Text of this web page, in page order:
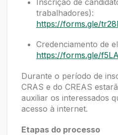
trabalhadores):
https://forms.gle/
Credenciamento de
https://forms.gle/
Durante o período de
CRAS e do CREAS
auxiliar os interessados
acesso à internet.
Etapas do processo